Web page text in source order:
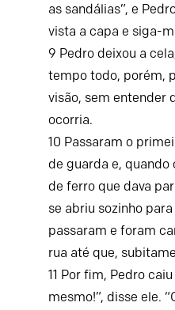
as sandálias”, e
vista a capa e siga-
9 Pedro deixou a
tempo todo, porém,
visão, sem entender
ocorria.
10 Passaram o
de guarda e,
de ferro que dava
se abriu sozinho
passaram e foram
rua até que,
11 Por fim, Pedro
mesmo!”, disse ele.